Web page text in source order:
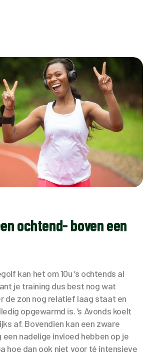
ochtend- boven een
kan het om 10u ’s ochtends al
je training dus best nog wat
de zon nog relatief laag staat en
opgewarmd is. ’s Avonds koelt
af. Bovendien kan een zware
een nadelige invloed hebben op je
hoe dan ook niet voor té intensieve